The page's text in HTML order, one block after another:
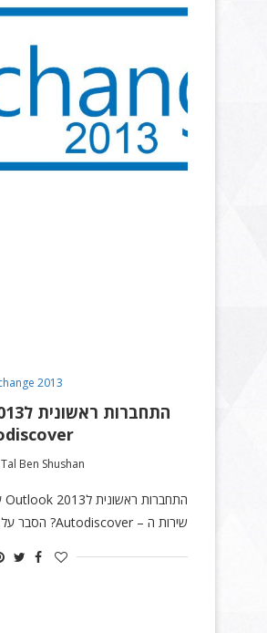
2013
Tal Ben Shushan
שירות ה – Autodiscover? הסבר על…